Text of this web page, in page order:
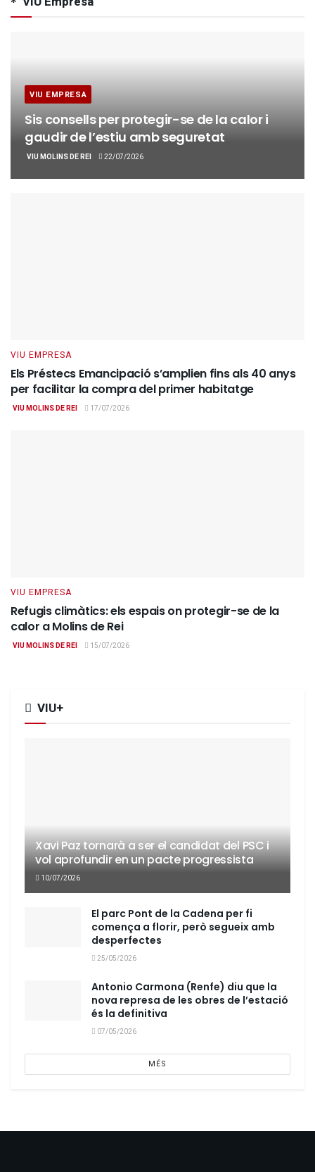
VIU EMPRESA
Sis consells per protegir-se de la calor i
gaudir de l’estiu amb seguretat
VIU MOLINS DE REI 22/07/2026
VIU EMPRESA
Els Préstecs Emancipació s’amplien fins als 40 anys
per facilitar la compra del primer habitatge
VIU MOLINS DE REI 17/07/2026
VIU EMPRESA
Refugis climàtics: els espais on protegir-se de la
calor a Molins de Rei
VIU MOLINS DE REI 15/07/2026
VIU+
Xavi Paz tornarà a ser el candidat del PSC i
vol aprofundir en un pacte progressista
10/07/2026
El parc Pont de la Cadena per fi
comença a florir, però segueix amb
desperfectes
25/05/2026
Antonio Carmona (Renfe) diu que la
nova represa de les obres de l’estació
és la definitiva
07/05/2026
MÉS